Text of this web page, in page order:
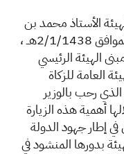
الأستاذ محمد بن
عبدالله الجدعان يوم الثلاثاء الماضي الموافق 2/1/1438هــ ،
الهيئة الرئيسي
العامة للزكاة
رحب بالوزير
أهمية هذه الزيارة
إطار جهود الدولة
بدورها المنشود في